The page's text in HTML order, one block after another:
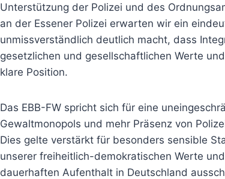
Unterstützung der Polizei und des
an der Essener Polizei erwarten wir ein
unmissverständlich deutlich macht, dass
gesetzlichen und gesellschaftlichen Werte
klare Position.
Das EBB-FW spricht sich für eine
Gewaltmonopols und mehr Präsenz von
Dies gelte verstärkt für besonders sensible
unserer freiheitlich-demokratischen Werte
dauerhaften Aufenthalt in Deutschland